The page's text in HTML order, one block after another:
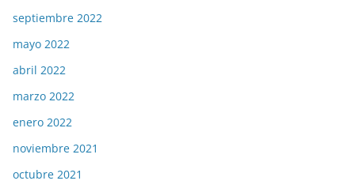
septiembre 2022
mayo 2022
abril 2022
marzo 2022
enero 2022
noviembre 2021
octubre 2021